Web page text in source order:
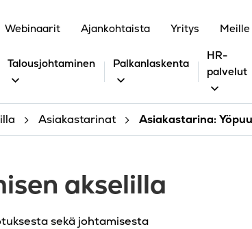
Webinaarit Ajankohtaista Yritys
Talousjohtaminen Palkanlaskenta
HR-
palvelut
Asiakastarinat Asiakastarina:
akselilla
sekä johtamisesta